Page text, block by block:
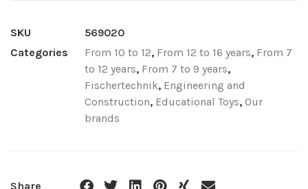
SKU
569020
Categories
From 10 to 12, From 12 to 16 years, From 7
to 12 years, From 7 to 9 years,
Fischertechnik, Engineering and
Construction, Educational Toys, Our
brands
Share